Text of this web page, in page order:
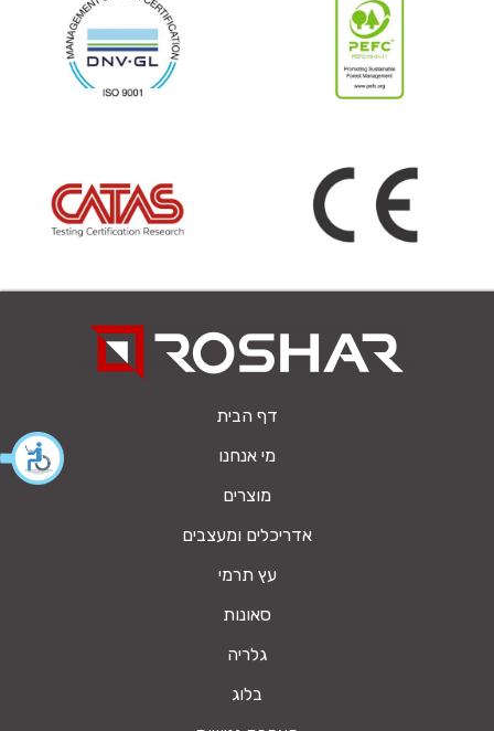
דף הבית
מי אנחנו
מוצרים
אדריכלים ומעצבים
עץ תרמי
סאונות
גלריה
בלוג